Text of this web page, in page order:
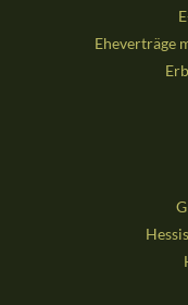
Eheverträge